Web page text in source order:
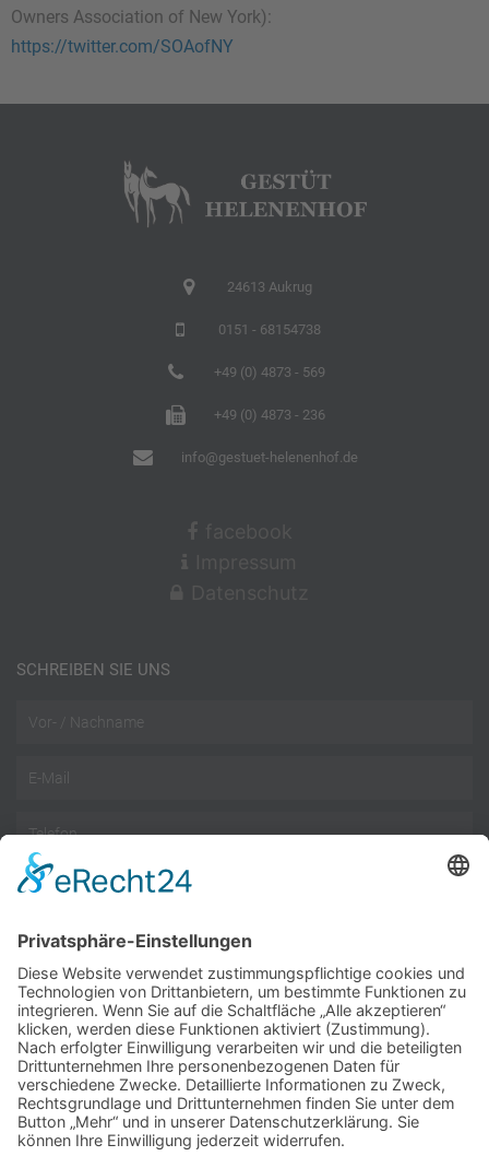
Owners Association of New York):
https://twitter.com/SOAofNY
24613 Aukrug
0151 - 68154738
+49 (0) 4873 - 569
+49 (0) 4873 - 236
info@gestuet-helenenhof.de
SCHREIBEN SIE UNS
Email
Telefon
Nachricht
Datenschutz
Datenschutzbestimmungenakzeptieren
Wir benötigen Ihre Zustimmung, um den reCAPTCHA-
Service zu laden!
Wir verwenden reCAPTCHA, um Ihre eingegebenen
Informationen zu überprüfen. Dieser Service kann Daten zu
Ihren Aktivitäten sammeln. Bittelesen Sie die Details durch